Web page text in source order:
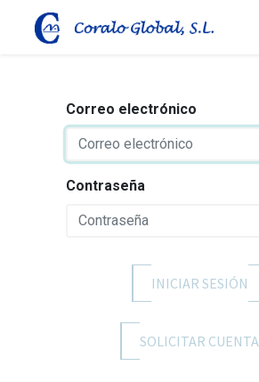
Correo electrónico
Contraseña
INICIAR SESIÓN
SOLICITAR CUENTA